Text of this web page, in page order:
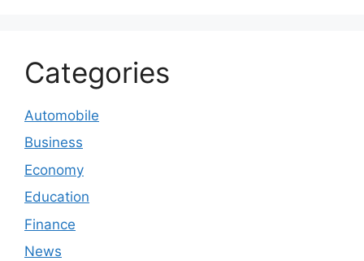
Categories
Automobile
Business
Economy
Education
Finance
News